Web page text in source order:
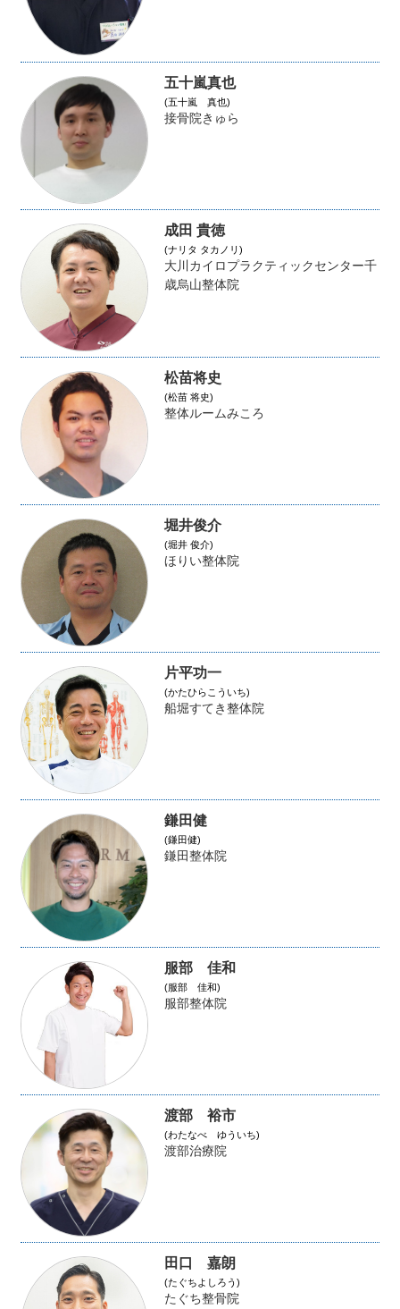
五十嵐真也
(五十嵐 真也)
接骨院きゅら
成田 貴徳
(ナリタ タカノリ)
大川カイロプラクティックセンター千
歳烏山整体院
松苗将史
(松苗 将史)
整体ルームみころ
堀井俊介
(堀井 俊介)
ほりい整体院
片平功一
(かたひらこういち)
船堀すてき整体院
鎌田健
(鎌田健)
鎌田整体院
服部 佳和
(服部 佳和)
服部整体院
渡部 裕市
(わたなべ ゆういち)
渡部治療院
田口 嘉朗
(たぐちよしろう)
たぐち整骨院